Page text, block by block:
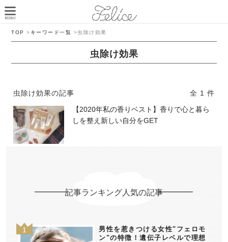
TOP > キーワード一覧 >虫除け効果
虫除け効果
虫除け効果の記事
全 1 件
【2020年私の香りベスト】香りで心と暮ら
しを整え新しい自分をGET
記事ランキング人気の記事
男性を惹きつける女性"フェロモ
ン"の特徴！遺伝子レベルで理想